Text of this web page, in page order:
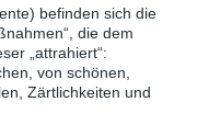
befinden sich die
die dem
„attrahiert“:
von schönen,
Zärtlichkeiten und